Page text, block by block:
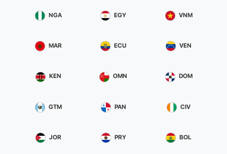
NGA EGY VNM
MAR ECU VEN
KEN OMN DOM
GTM PAN CIV
JOR PRY BOL